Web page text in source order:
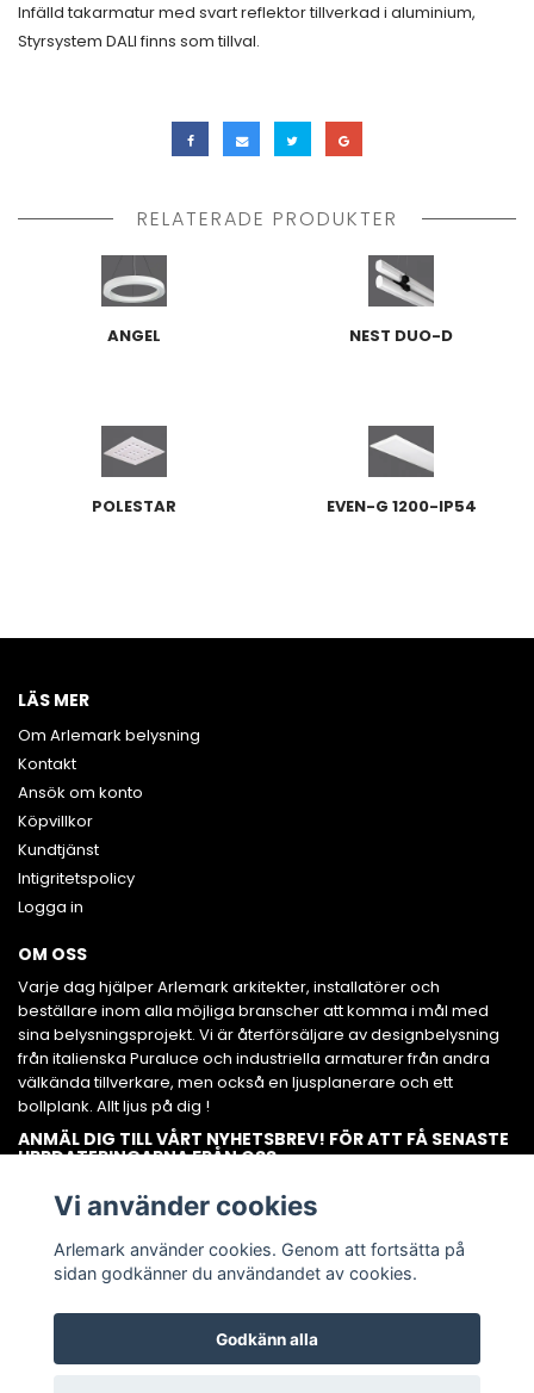
Infälld takarmatur med svart reflektor tillverkad i aluminium,
Styrsystem DALI finns som tillval.
RELATERADE PRODUKTER
ANGEL NEST DUO-D
POLESTAR EVEN-G 1200-IP54
LÄS MER
Om Arlemark belysning
Kontakt
Ansök om konto
Köpvillkor
Kundtjänst
Intigritetspolicy
Logga in
OM OSS
Varje dag hjälper Arlemark arkitekter, installatörer och
beställare inom alla möjliga branscher att komma i mål med
sina belysningsprojekt. Vi är återförsäljare av designbelysning
från italienska Puraluce och industriella armaturer från andra
välkända tillverkare, men också en ljusplanerare och ett
bollplank. Allt ljus på dig !
ANMÄL DIG TILL VÅRT NYHETSBREV! FÖR ATT FÅ SENASTE
UPPDATERINGARNA FRÅN OSS.
Vi använder cookies
Arlemark använder cookies. Genom att fortsätta på
sidan godkänner du användandet av cookies.
Godkänn alla